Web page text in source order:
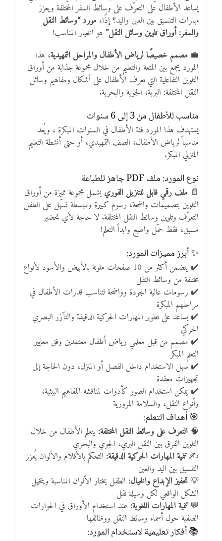
يساعد الأطفال على التعرّف على وسائط السفر المختلفة ويعزز
مهارات التنسيق بين العين واليد؟ إذًا، مورد “وسائط النقل
والسفر: أوراق تلوين وسائل النقل”هو الخيار المناسب!
💼 مصمم خصيصًا لرياض الأطفال والمراحل التمهيدية، هذا
المورد يجمع بين المتعة والتعليم من خلال مجموعة جذابة من أوراق
التلوين التفاعلية التي تعرف الأطفال على أشكال ومفاهيم وسائل
النقل المختلفة: البرية، الجوية والبحرية.
مناسب للأطفال من 3 إلى 6 سنوات
يستهدف هذا المورد فئة الأطفال في السنوات المبكرة ، ويُعد
مناسباً لرياض الأطفال، الصف التمهيدي، أو حتى أنشطة التعليم
المنزلي المبكر.
نوع المورد: ملف PDF جاهز للطباعة
📄 ملف رقمي قابل للتنزيل الفورييشمل مجموعة مميزة من أوراق
التلوين بتصميمات واضحة، رسوم كبيرة ومبسطة تسهّل على الطفل
التعرّف وتلوين وسائط النقل المختلفة. لا حاجة لأي تحضير
مسبق، فقط حمّل واطبع وابدأ التعلم!
✨ أبرز مميزات المورد:
✔️ يتضمن أكثر من 10 صفحات ملونة بالأبيض والأسود لأنواع
مختلفة من وسائط النقل
✔️ رسومات عالية الجودة وواضحة لتناسب قدرات الأطفال في
مراحلهم المبكرة
✔️ يساعد على تطوير المهارات الحركية الدقيقة والتآزر البصري
الحركي
✔️ مصمم من قبل معلمي رياض أطفال معتمدين وفق معايير
التعلم المبكر
✔️ سهل الاستخدام داخل الفصل أو المنزل، دون الحاجة إلى
تجهيزات معقدة
✔️ يمكن استخدام الصور كأدوات لمناقشة المفاهيم البيئية،
وأنواع النقل، والسلامة المرورية
🎯 أهداف التعلم:
🧠 التعرف على وسائط النقل المختلفة: يتعلم الأطفال من خلال
التلوين الفرق بين النقل البري، الجوي والبحري
✍️تنمية المهارات الحركية الدقيقة: التحكم بالأقلام والألوان يُعزز
التنسيق بين اليد والعين
💡تحفيز الإبداع والخيال: الطفل يختار الألوان المناسبة ويتخيل
الشكل الواقعي لكل وسيلة نقل
💬تنمية المهارات اللغوية: عند استخدام الأوراق في الحوارات
الصفية حول أسماء وسائط النقل ووظائفها
📚 أفكار تعليمية لاستخدام المورد: